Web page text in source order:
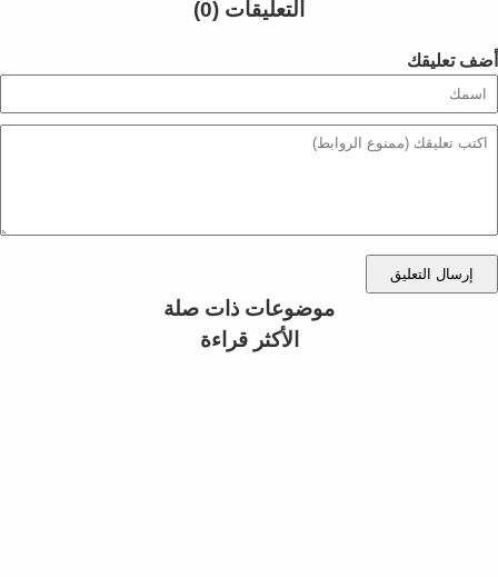
التعليقات (0)
أضف تعليقك
إرسال التعليق
موضوعات ذات صلة
الأكثر قراءة